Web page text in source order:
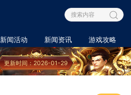
新闻活动 新闻资讯 游戏攻略
更新时间：2026-01-29